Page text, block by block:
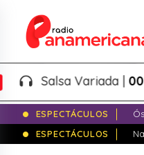
Salsa Variada |
ESPECTÁCULOS
ESPECTÁCULOS